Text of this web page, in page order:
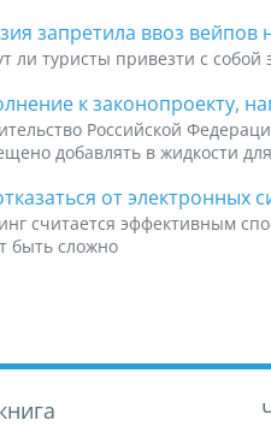
запретила ввоз
ли туристы привезти с
к законопроекту,
Российской
добавлять в жидкости
от электронных
считается эффективным
быть сложно